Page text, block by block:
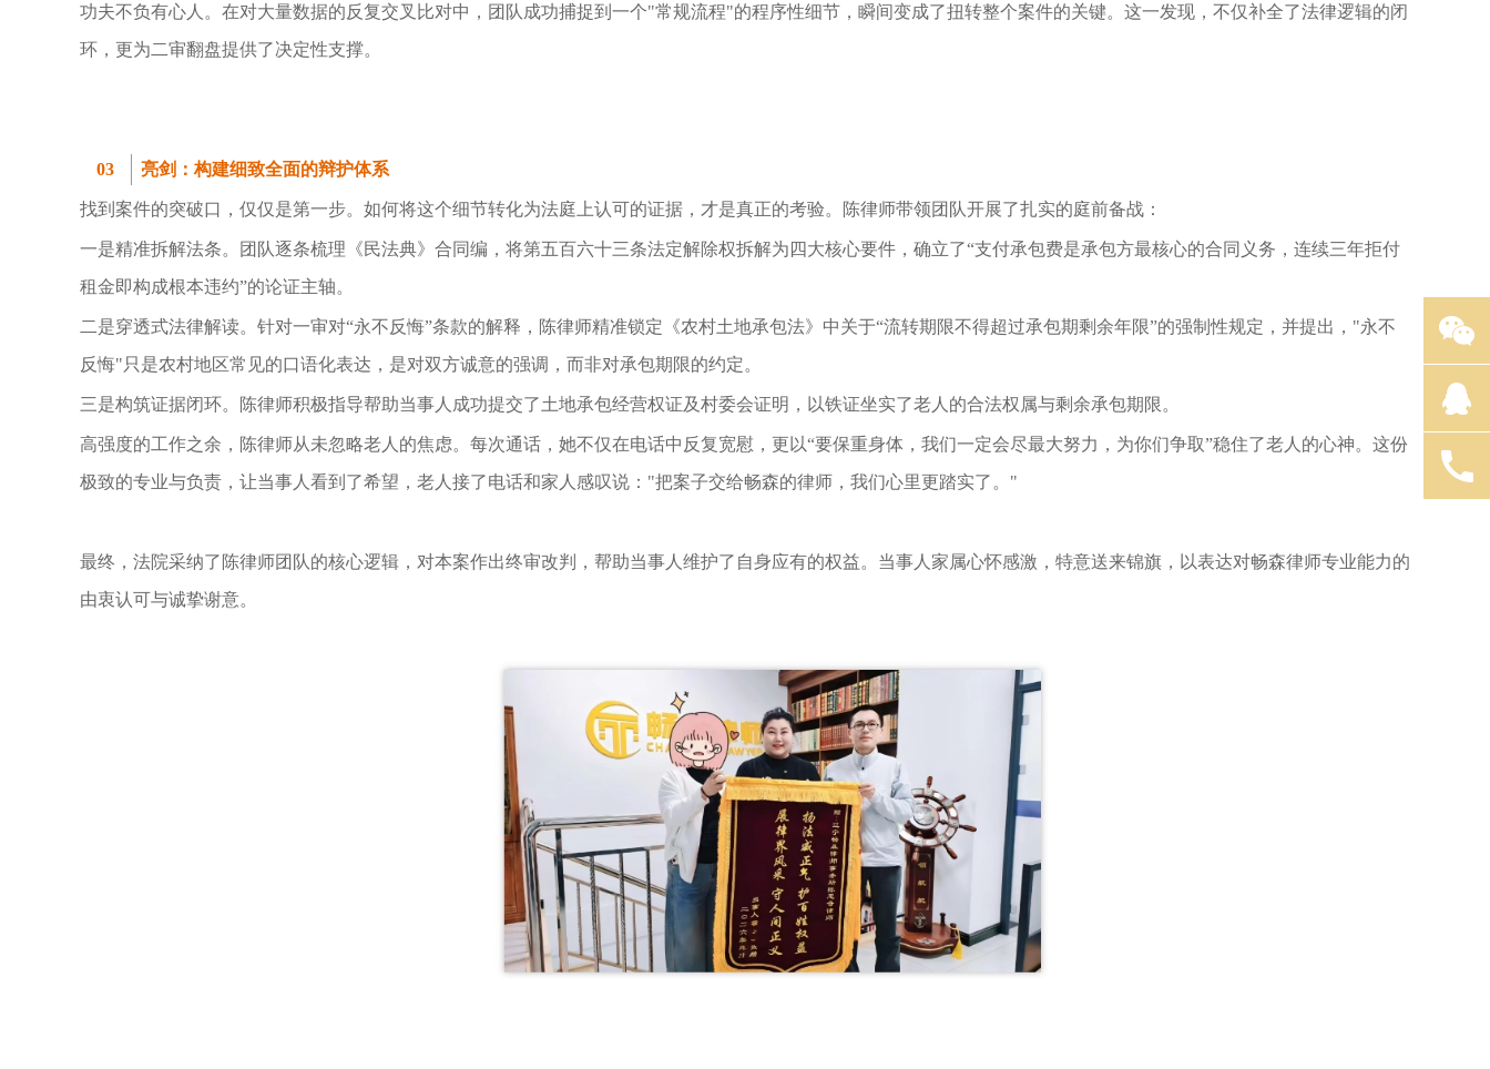
功夫不负有心人。在对大量数据的反复交叉比对中，团队成功捕捉到一个"常规流程"的程序性细节， 瞬间变成了扭转整个案件的关键。 这一发现，不仅补全了法律逻辑的闭
环，更为二审翻盘提供了决定性支撑。
03 亮剑：构建细致全面的辩护体系
找到案件的突破口，仅仅是第一步。如何将这个细节转化为法庭上认可的证据，才是真正的考验。陈律师带领团队开展了扎实的庭前备战：
一是精准拆解法条。团队逐条梳理《民法典》合同编，将第五百六十三条法定解除权拆解为四大核心要件，确立了“支付承包费是承包方最核心的合同义务，连续三年拒付
租金即构成根本违约”的论证主轴。
二是穿透式法律解读。针对一审对“永不反悔”条款的解释，陈律师精准锁定《农村土地承包法》中关于“流转期限不得超过承包期剩余年限”的强制性规定，并提出，"永不
反悔"只是农村地区常见的口语化表达，是对双方诚意的强调，而非对承包期限的约定。
三是构筑证据闭环。陈律师积极指导帮助当事人成功提交了土地承包经营权证及村委会证明，以铁证坐实了老人的合法权属与剩余承包期限。
高强度的工作之余，陈律师从未忽略老人的焦虑。每次通话，她不仅在电话中反复宽慰，更以“要保重身体，我们一定会尽最大努力，为你们争取”稳住了老人的心神。这份
极致的专业与负责，让当事人看到了希望，老人接了电话和家人感叹说："把案子交给畅森的律师，我们心里更踏实了。"
最终，法院采纳了陈律师团队的核心逻辑，对本案作出终审改判，帮助当事人维护了自身应有的权益。当事人家属心怀感激，特意送来锦旗，以表达对畅森律师专业能力的
由衷认可与诚挚谢意。